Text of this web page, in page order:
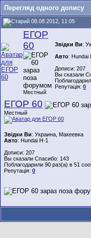
Перегляд одного допису
08.08.2012, 11:05
ЕГОР
60
Местный
Звідки Ви:
Авто: Hundai
Дописи: 207
Вы сказали
Репутація: 0
ЕГОР 60
Местный
Звідки Ви: Украина, Макеевка
Авто: Hundai H-1
Дописи: 207
Вы сказали Спасибо: 143
Поблагодарили 90 раз(а) в 51
Репутація: 0